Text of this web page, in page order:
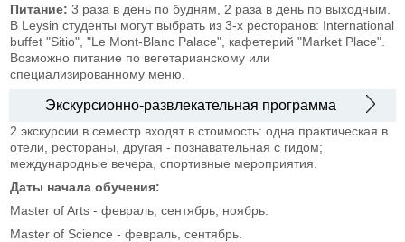
Питание: 3 раза в день по будням, 2 раза в день по выходным.
В Leysin студенты могут выбрать из 3-х ресторанов: International
buffet "Sitio", "Le Mont-Blanc Palace", кафетерий "Market Place".
Возможно питание по вегетарианскому или
специализированному меню.
Экскурсионно-развлекательная программа
2 экскурсии в семестр входят в стоимость: одна практическая в
отели, рестораны, другая - познавательная с гидом;
международные вечера, спортивные мероприятия.
Даты начала обучения:
Master of Arts - февраль, сентябрь, ноябрь.
Master of Science - февраль, сентябрь.